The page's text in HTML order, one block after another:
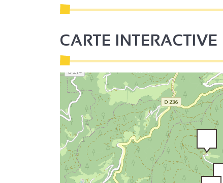
CARTE INTERACTIVE